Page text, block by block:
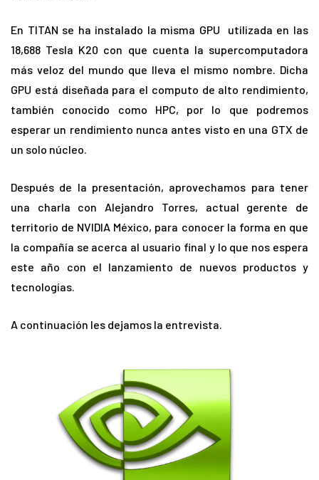
En TITAN se ha instalado la misma GPU utilizada en las
18,688 Tesla K20 con que cuenta la supercomputadora
más veloz del mundo que lleva el mismo nombre. Dicha
GPU está diseñada para el computo de alto rendimiento,
también conocido como HPC, por lo que podremos
esperar un rendimiento nunca antes visto en una GTX de
un solo núcleo.
Después de la presentación, aprovechamos para tener
una charla con Alejandro Torres, actual gerente de
territorio de NVIDIA México, para conocer la forma en que
la compañía se acerca al usuario final y lo que nos espera
este año con el lanzamiento de nuevos productos y
tecnologías.
A continuación les dejamos la entrevista.